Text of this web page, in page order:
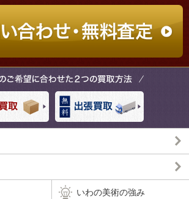
いわの美術の強み